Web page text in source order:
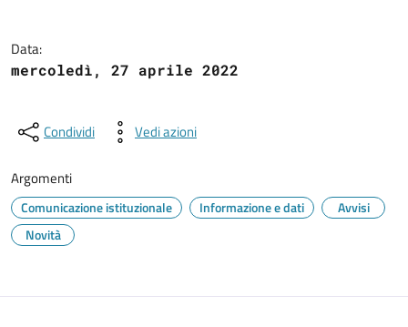
Data:
mercoledì, 27 aprile 2022
Condividi Vedi azioni
Argomenti
Comunicazione istituzionale Informazione e dati
Avvisi
Novità